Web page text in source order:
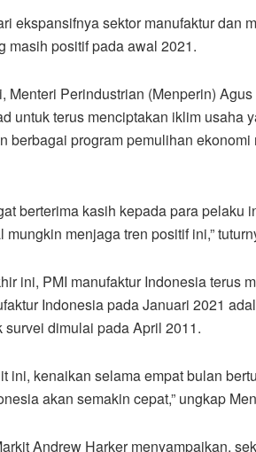
ekspansifnya sektor manufaktur dan
masih positif pada awal 2021.
Menteri Perindustrian (Menperin)
untuk terus menciptakan iklim usaha
berbagai program pemulihan
berterima kasih kepada para pelaku
menjaga tren positif ini,”
ini, PMI manufaktur Indonesia terus
Indonesia pada Januari 2021
dimulai pada April 2011.
ini, kenaikan selama empat bulan
akan semakin cepat,” ungkap
Andrew Harker menyampaikan,